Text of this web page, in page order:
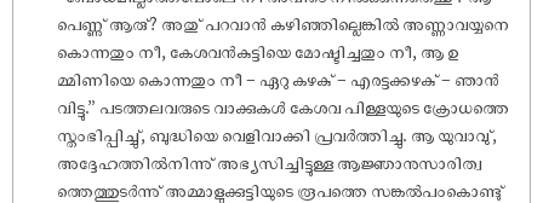
പെണ്ണു് ആരു്? അതു് പറവാൻ കഴിഞ്ഞില്ലെങ്കിൽ അണ്ണാവയ്യനെ
കൊന്നതും നീ, കേശവൻകുട്ടിയെ മോഷ്ടിച്ചതും നീ, ആ ഉ
മ്മിണിയെ കൊന്നതും നീ – ഏറു കഴകു് – എരട്ടക്കഴകു് – ഞാൻ
വിട്ടു.” പടത്തലവരുടെ വാക്കുകൾ കേശവ പിള്ളയുടെ ക്രോധത്തെ
സ്തംഭിപ്പിച്ചു്, ബുദ്ധിയെ വെളിവാക്കി പ്രവർത്തിച്ചു. ആ യുവാവു്,
അദ്ദേഹത്തിൽനിന്നു് അഭ്യസിച്ചിട്ടുള്ള ആജ്ഞാനുസാരിത്വ
ത്തെത്തുടർന്നു് അമ്മാളുക്കുട്ടിയുടെ രൂപത്തെ സങ്കൽപംകൊണ്ടു്